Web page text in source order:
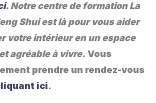
. Notre centre de formation La
Shui est là pour vous aider
votre intérieur en un espace
agréable à vivre. Vous
prendre un rendez-vous
ici.